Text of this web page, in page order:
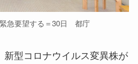
急要望する＝30日 都庁
新型コロナウイルス変異株が